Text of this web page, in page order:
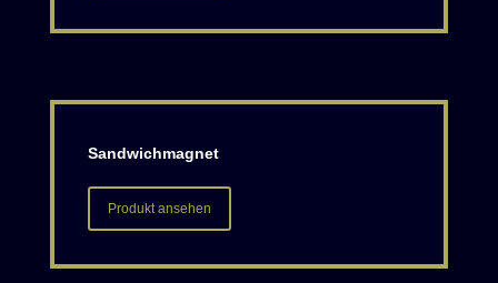
Sandwichmagnet
Produkt ansehen